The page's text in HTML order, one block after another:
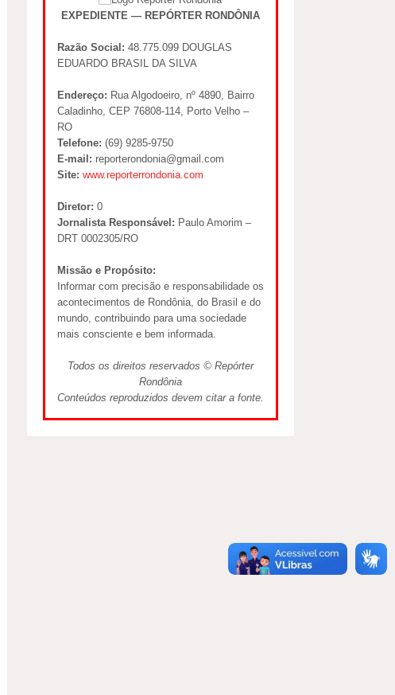
EXPEDIENTE — REPÓRTER RONDÔNIA
Razão Social: 48.775.099 DOUGLAS
EDUARDO BRASIL DA SILVA
Endereço: Rua Algodoeiro, nº 4890, Bairro
Caladinho, CEP 76808-114, Porto Velho –
RO
Telefone: (69) 9285-9750
E-mail: reporterondonia@gmail.com
Site: www.reporterrondonia.com
Diretor: 0
Jornalista Responsável: Paulo Amorim –
DRT 0002305/RO
Missão e Propósito:
Informar com precisão e responsabilidade os
acontecimentos de Rondônia, do Brasil e do
mundo, contribuindo para uma sociedade
mais consciente e bem informada.
Todos os direitos reservados © Repórter
Rondônia
Conteúdos reproduzidos devem citar a fonte.